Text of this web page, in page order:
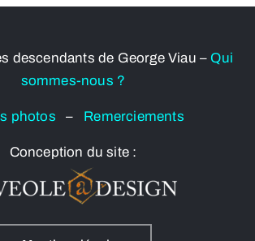
descendants de George Viau – Qui
sommes-nous ?
photos– Remerciements
Conception du site :